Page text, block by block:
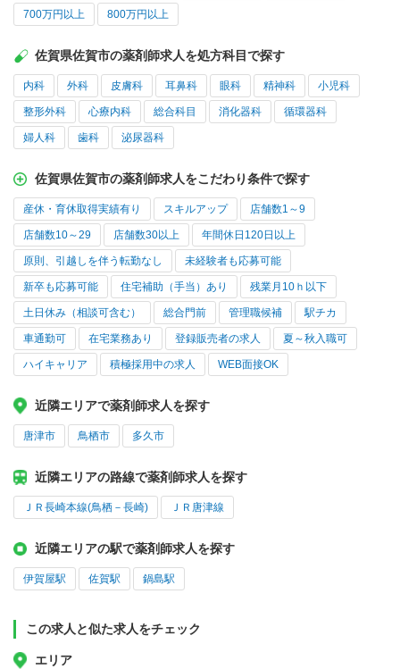
700万円以上 800万円以上
佐賀県佐賀市の薬剤師求人を処方科目で探す
内科 外科 皮膚科 耳鼻科 眼科 精神科 小児科
整形外科 心療内科 総合科目 消化器科 循環器科
婦人科 歯科 泌尿器科
佐賀県佐賀市の薬剤師求人をこだわり条件で探す
産休・育休取得実績有り スキルアップ 店舗数1～9
店舗数10～29 店舗数30以上 年間休日120日以上
原則、引越しを伴う転勤なし 未経験者も応募可能
新卒も応募可能 住宅補助（手当）あり 残業月10ｈ以下
土日休み（相談可含む） 総合門前 管理職候補 駅チカ
車通勤可 在宅業務あり 登録販売者の求人 夏～秋入職可
ハイキャリア 積極採用中の求人 WEB面接OK
近隣エリアで薬剤師求人を探す
唐津市 鳥栖市 多久市
近隣エリアの路線で薬剤師求人を探す
ＪＲ長崎本線(鳥栖－長崎) ＪＲ唐津線
近隣エリアの駅で薬剤師求人を探す
伊賀屋駅 佐賀駅 鍋島駅
この求人と似た求人をチェック
エリア